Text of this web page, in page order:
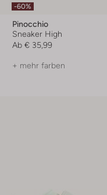
-60%
Pinocchio
Sneaker High
Ab € 35,99
+ mehr farben